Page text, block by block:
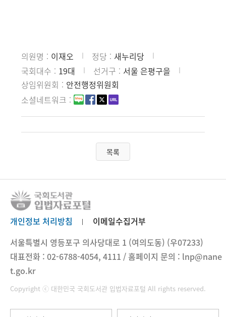
의원명 이재오 정당
새누리당
국회대수
19대 선거구
서울 은평구을
상임위원회
안전행정위원회
소셜네트워크
목록
개인정보 처리방침
이메일수집거부
서울특별시 영등포구 의사당대로 1 (여의도동) (우07233)
대표전화 : 02-6788-4054, 4111 / 홈페이지 문의 : lnp@nane
t.go.kr
Copyright ⓒ 대한민국 국회도서관 입법자료포털 All rights reserved.